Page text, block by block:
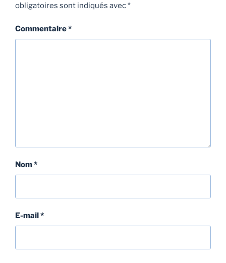
obligatoires sont indiqués avec*
Commentaire*
Nom*
E-mail*